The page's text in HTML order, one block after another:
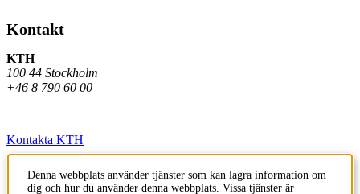
Kontakt
KTH
100 44 Stockholm
+46 8 790 60 00
Kontakta KTH
Jobba på KTH
Denna webbplats använder tjänster som kan lagra information om
dig och hur du använder denna webbplats. Vissa tjänster är